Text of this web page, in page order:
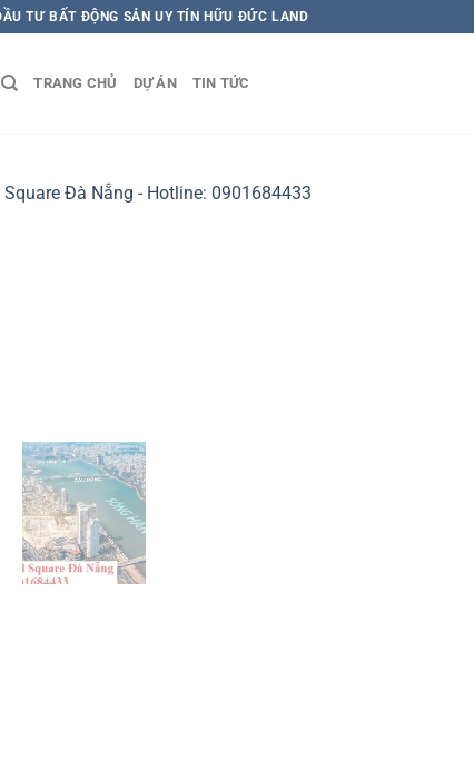
TƯ BẤT ĐỘNG SẢN UY TÍN HỮU ĐỨC LAND
TRANG CHỦ DỰ ÁN TIN TỨC